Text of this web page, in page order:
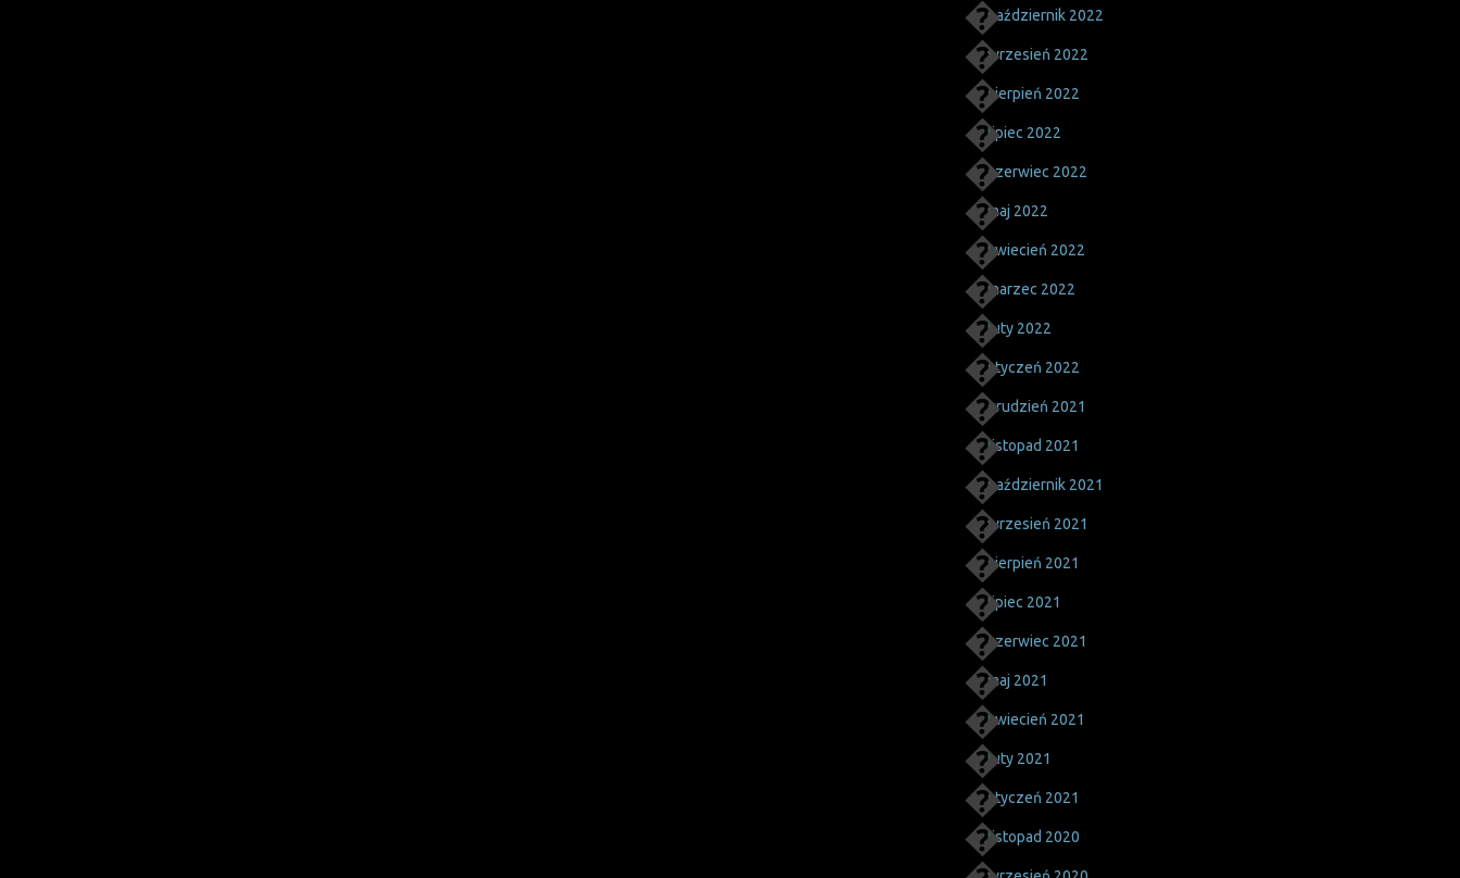
październik 2022
wrzesień 2022
sierpień 2022
lipiec 2022
czerwiec 2022
maj 2022
kwiecień 2022
marzec 2022
luty 2022
styczeń 2022
grudzień 2021
listopad 2021
październik 2021
wrzesień 2021
sierpień 2021
lipiec 2021
czerwiec 2021
maj 2021
kwiecień 2021
luty 2021
styczeń 2021
listopad 2020